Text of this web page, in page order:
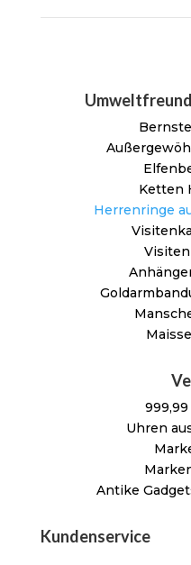
Ketten
Herrenringe
Uhren
Antike
Kundenservice